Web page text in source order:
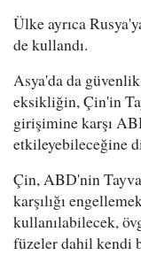
Ülke ayrıca
de kullandı.
Asya'da da
eksikliğin, Çin'in
girişimine karşı
etkileyebileceğine
Çin, ABD'nin
karşılığı
kullanılabilecek,
füzeler dahil kendi